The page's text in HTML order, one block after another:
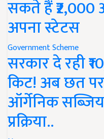
सकते हैं
अपना स्टेटस
Government Scheme
सरकार दे रही
किट! अब छत
ऑर्गेनिक
प्रक्रिया..